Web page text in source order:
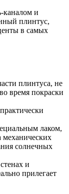
каналом и
плинтус,
в самых
плинтуса, не
время покраски
лаком,
механических
солнечных
и
прилегает